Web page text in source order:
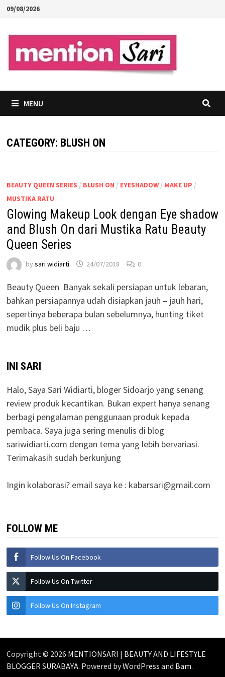
Skip
content
09/08/2026
MENU
CATEGORY: BLUSH ON
BEAUTY QUEEN SERIES / BLUSH ON / EYESHADOW/ MAKE UP /
MUSTIKA RATU
Glowing Makeup Look dengan Eye shadow
and Blush On dari Mustika Ratu Beauty
Queen Series
by sari widiarti 24/07/2018 0
Beauty Queen Banyak sekali persiapan untuk lebaran,
bahkan persiapannya udah disiapkan jauh – jauh hari,
sepertinya beberapa bulan sebelumnya, hunting tiket
mudik plus beli baju …
INI SARI
Halo, Saya Sari Widiarti, bloger Sidoarjo yang senang
review produk kecantikan. Bukan expert hanya senang
berbagi pengalaman penggunaan produk kepada
pembaca. Saya juga sering menulis di blog
sariwidiarti.com dengan tema yang lebih bervariasi.
Terimakasih sudah berkunjung
Ingin kolaborasi? email saya ke : kabarsari@gmail.com
FOLLOW ME
Follow Us On Facebook
Follow Us On Twitter
Follow Us On Instagram
Copyright © 2026 MENTIONSARI | BEAUTY AND LIFESTYLE
BLOGGER SURABAYA. Powered byWordPress and Bam.